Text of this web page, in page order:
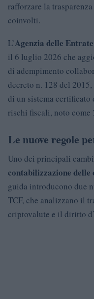
rafforzare la
coinvolti.
L’Agenzia delle Entrate
il 6 luglio 2026 che
di adempimento
decreto n. 128 del
di un sistema certificato
rischi fiscali, noto come
Le nuove regole
Uno dei principali
contabilizzazione
guida introducono due
TCF, che analizzano il
criptovalute e il diritto